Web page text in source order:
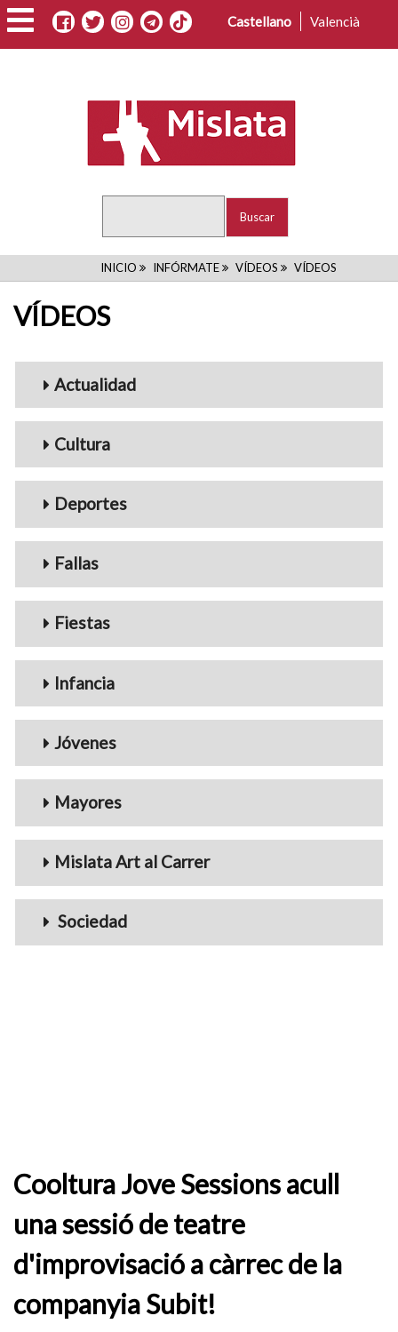
Pasar
al
contenido
Castellano Valencià
RUTA
INICIO INFÓRMATE VÍDEOS VÍDEOS
VÍDEOS
Menu_Videos
Actualidad
Cultura
Deportes
Fallas
Fiestas
Infancia
Jóvenes
Mayores
Mislata Art al Carrer
Sociedad
Cooltura Jove Sessions acull
una sessió de teatre
d'improvisació a càrrec de la
companyia Subit!